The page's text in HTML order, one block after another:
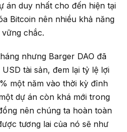
án duy nhất cho đến hiện tại
Bitcoin nên nhiều khả năng
chắc.
nhưng Barger DAO đã
tài sản, đem lại tỷ lệ lợi
một năm vào thời kỳ đỉnh
dự án còn khá mới trong
nên chúng ta hoàn toàn
tương lai của nó sẽ như